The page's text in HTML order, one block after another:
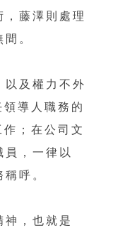
藤澤則處理
。
以及權力不外
導人職務的
；在公司文
，一律以
呼。
神，也就是